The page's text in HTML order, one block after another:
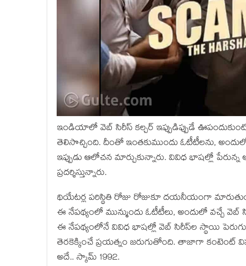
ఇండియాలో వెబ్ సిరీస్ కల్చర్ ఇప్పుడిప్పుడే
తెలిసొచ్చింది. దీంతో ఇంతకుముందు ఓటీటీలను,
ఇప్పుడు ఆలోచన మార్చుకున్నారు. వివిధ భాషల్లో పేరున్న
ప్రదర్శిస్తున్నారు.
థియేటర్ల పరిస్థితి రోజు రోజుకూ దయనీయంగా
ఈ నేపథ్యంలో మున్ముందు ఓటీటీలు, అందులో వచ్చే
ఈ నేపథ్యంలోనే వివిధ భాషల్లో వెబ్ సిరీస్‌ల స్థాయి
తెరకెక్కించే ప్రయత్నం జరుగుతోంది. తాజాగా
అదే.. స్కామ్ 1992.